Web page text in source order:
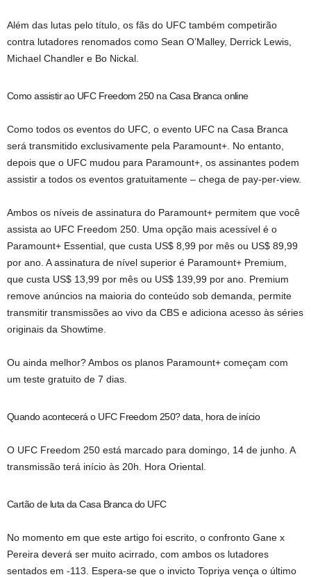
Além das lutas pelo título, os fãs do UFC também competirão
contra lutadores renomados como Sean O’Malley, Derrick Lewis,
Michael Chandler e Bo Nickal.
Como assistir ao UFC Freedom 250 na Casa Branca online
Como todos os eventos do UFC, o evento UFC na Casa Branca
será transmitido exclusivamente pela Paramount+. No entanto,
depois que o UFC mudou para Paramount+, os assinantes podem
assistir a todos os eventos gratuitamente – chega de pay-per-view.
Ambos os níveis de assinatura do Paramount+ permitem que você
assista ao UFC Freedom 250. Uma opção mais acessível é o
Paramount+ Essential, que custa US$ 8,99 por mês ou US$ 89,99
por ano. A assinatura de nível superior é Paramount+ Premium,
que custa US$ 13,99 por mês ou US$ 139,99 por ano. Premium
remove anúncios na maioria do conteúdo sob demanda, permite
transmitir transmissões ao vivo da CBS e adiciona acesso às séries
originais da Showtime.
Ou ainda melhor? Ambos os planos Paramount+ começam com
um teste gratuito de 7 dias.
Quando acontecerá o UFC Freedom 250? data, hora de início
O UFC Freedom 250 está marcado para domingo, 14 de junho. A
transmissão terá início às 20h. Hora Oriental.
Cartão de luta da Casa Branca do UFC
No momento em que este artigo foi escrito, o confronto Gane x
Pereira deverá ser muito acirrado, com ambos os lutadores
sentados em -113. Espera-se que o invicto Topriya vença o último